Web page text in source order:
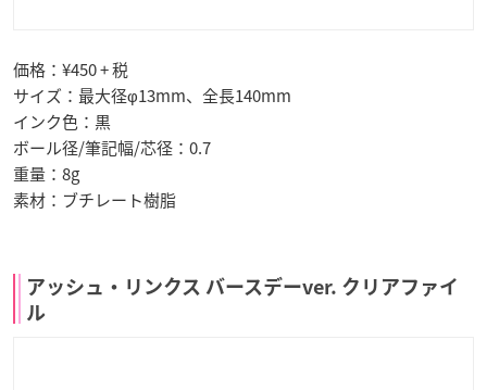
価格：¥450 + 税
サイズ：最大径φ13mm、全長140mm
インク色：黒
ボール径/筆記幅/芯径：0.7
重量：8g
素材：ブチレート樹脂
アッシュ・リンクス バースデーver. クリアファイ
ル